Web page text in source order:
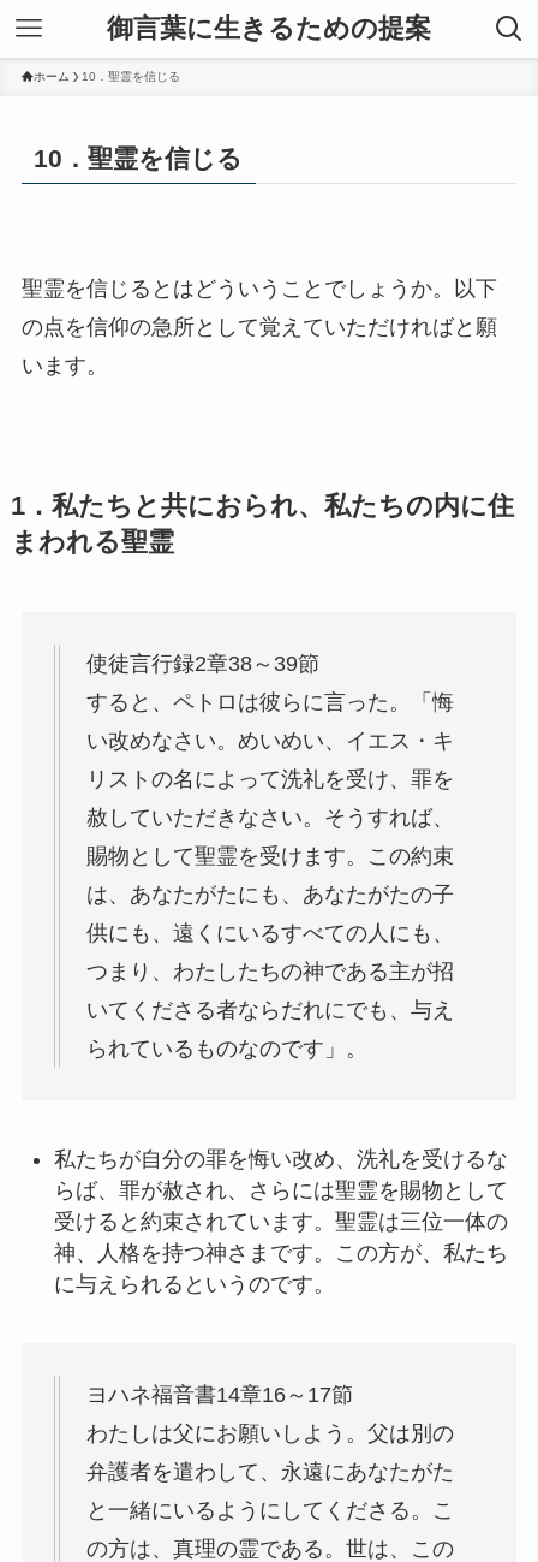
御言葉に生きるための提案
ホーム 10．聖霊を信じる
10．聖霊を信じる
聖霊を信じるとはどういうことでしょうか。以下
の点を信仰の急所として覚えていただければと願
います。
1．私たちと共におられ、私たちの内に住
まわれる聖霊
使徒言行録2章38～39節
すると、ペトロは彼らに言った。「悔
い改めなさい。めいめい、イエス・キ
リストの名によって洗礼を受け、罪を
赦していただきなさい。そうすれば、
賜物として聖霊を受けます。この約束
は、あなたがたにも、あなたがたの子
供にも、遠くにいるすべての人にも、
つまり、わたしたちの神である主が招
いてくださる者ならだれにでも、与え
られているものなのです」。
私たちが自分の罪を悔い改め、洗礼を受けるな
らば、罪が赦され、さらには聖霊を賜物として
受けると約束されています。聖霊は三位一体の
神、人格を持つ神さまです。この方が、私たち
に与えられるというのです。
ヨハネ福音書14章16～17節
わたしは父にお願いしよう。父は別の
弁護者を遣わして、永遠にあなたがた
と一緒にいるようにしてくださる。こ
の方は、真理の霊である。世は、この